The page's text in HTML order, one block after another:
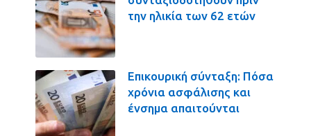
την ηλικία των 62 ετών
Επικουρική σύνταξη: Πόσα
χρόνια ασφάλισης και
ένσημα απαιτούνται